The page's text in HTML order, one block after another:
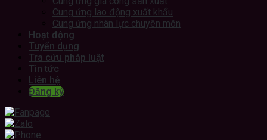
Cung ứng lao động xuất khẩu
Cung ứng nhân lực chuyên môn
Hoạt động
Tuyển dụng
Tra cứu pháp luật
Tin tức
Liên hệ
Đăng ký